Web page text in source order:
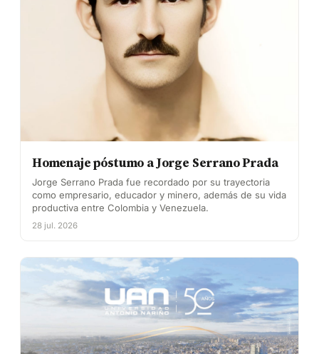
Homenaje póstumo a Jorge Serrano Prada
Jorge Serrano Prada fue recordado por su trayectoria
como empresario, educador y minero, además de su vida
productiva entre Colombia y Venezuela.
28 jul. 2026